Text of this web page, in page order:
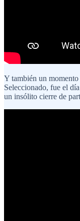
Y también un
Seleccionado, fue el
un insólito cierre de